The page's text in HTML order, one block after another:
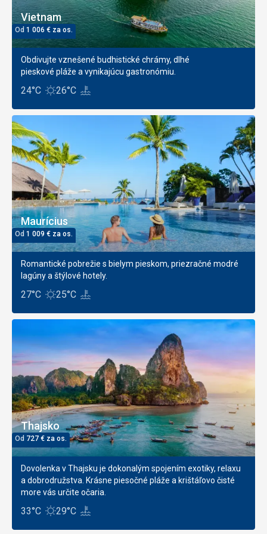
Vietnam
Od 1 006 € za os.
Obdivujte vznešené budhistické chrámy, dlhé
pieskové pláže a vynikajúcu gastronómiu.
24°C 26°C
Maurícius
Od 1 009 € za os.
Romantické pobrežie s bielym pieskom, priezračné modré
lagúny a štýlové hotely.
27°C 25°C
Thajsko
Od 727 € za os.
Dovolenka v Thajsku je dokonalým spojením exotiky, relaxu
a dobrodružstva. Krásne piesočné pláže a krištáľovo čisté
more vás určite očaria.
33°C 29°C